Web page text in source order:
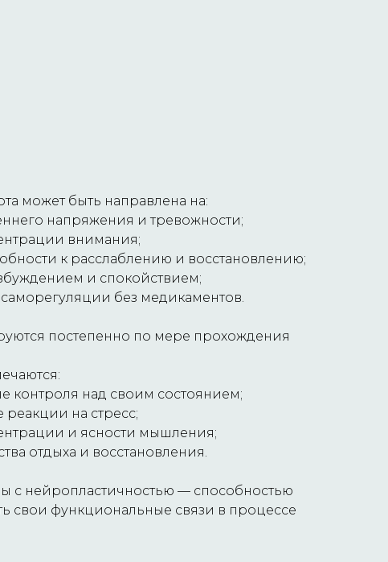
может быть направлена на:
напряжения и тревожности;
внимания;
к расслаблению и восстановлению;
и спокойствием;
без медикаментов.
постепенно по мере прохождения
контроля над своим состоянием;
на стресс;
и ясности мышления;
отдыха и восстановления.
с нейропластичностью — способностью
свои функциональные связи в процессе